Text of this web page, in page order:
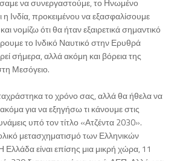
η Ινδία, προκειμένου να εξασφαλίσουμε
νομίζω ότι θα ήταν εξαιρετικά σημαντικό
το Ινδικό Ναυτικό στην Ερυθρά
σήμερα, αλλά ακόμη και βόρεια της
Μεσόγειο.
το χρόνο σας, αλλά θα ήθελα να
για να εξηγήσω τι κάνουμε στις
υπό τον τίτλο «Ατζέντα 2030».
μετασχηματισμό των Ελληνικών
είναι επίσης μια μικρή χώρα, 11